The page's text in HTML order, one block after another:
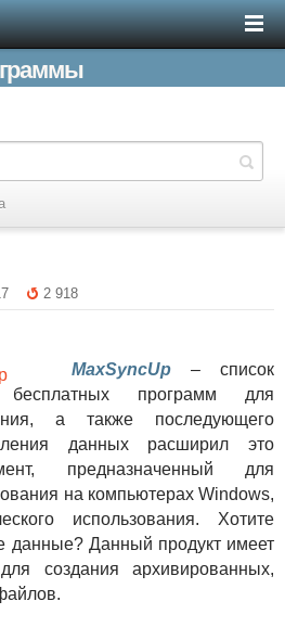
2 918
MaxSyncUp – список
бесплатных программ для
а также последующего
данных расширил это
предназначенный для
на компьютерах Windows,
использования. Хотите
данные? Данный продукт имеет
создания архивированных,